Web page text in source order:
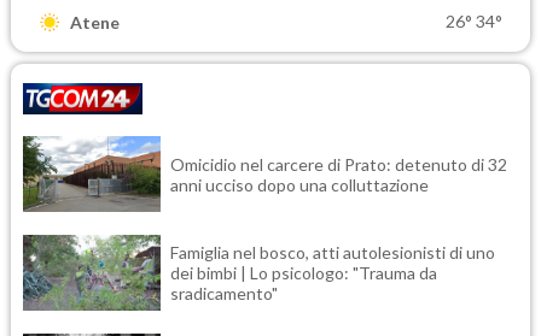
Atene 26° 34°
Omicidio nel carcere di Prato: detenuto di 32
anni ucciso dopo una colluttazione
Famiglia nel bosco, atti autolesionisti di uno
dei bimbi | Lo psicologo: "Trauma da
sradicamento"